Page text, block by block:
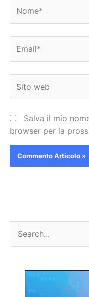
web
Salva il mio
browser per la